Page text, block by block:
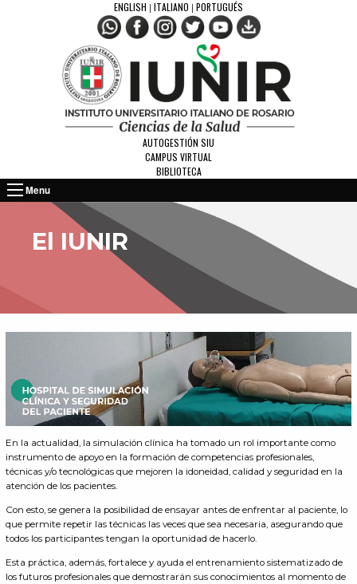
ENGLISH | ITALIANO | PORTUGUÉS
AUTOGESTIÓN SIU
CAMPUS VIRTUAL
BIBLIOTECA
Menu
El IUNIR
En la actualidad, la simulación clínica ha tomado un rol importante como
instrumento de apoyo en la formación de competencias profesionales,
técnicas y/o tecnológicas que mejoren la idoneidad, calidad y seguridad en la
atención de los pacientes.
Con esto, se genera la posibilidad de ensayar antes de enfrentar al paciente, lo
que permite repetir las técnicas las veces que sea necesaria, asegurando que
todos los participantes tengan la oportunidad de hacerlo.
Esta práctica, además, fortalece y ayuda el entrenamiento sistematizado de
los futuros profesionales que demostrarán sus conocimientos al momento de